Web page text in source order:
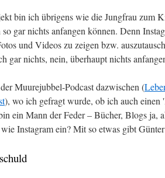
bin ich übrigens wie die Jungfrau zum
gar nichts anfangen können. Denn
und Videos zu zeigen bzw.
gar nichts, nein, überhaupt nichts
Muurejubbel-Podcast dazwischen (
), wo ich gefragt wurde, ob ich auch einen
ein Mann der Feder – Bücher, Blogs ja,
Instagram ein? Mit so etwas gibt